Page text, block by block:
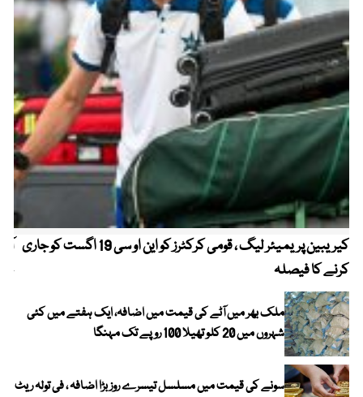
کیریبین پریمیئر لیگ ، قومی کرکٹرز کو این او سی 19 اگست کو جاری
کرنے کا فیصلہ
ملک بھر میں آٹے کی قیمت میں اضافہ، ایک ہفتے میں کئی
شہروں میں 20 کلو تھیلا 100 روپے تک مہنگا
سونے کی قیمت میں مسلسل تیسرے روز بڑا اضافہ ، فی تولہ ریٹ